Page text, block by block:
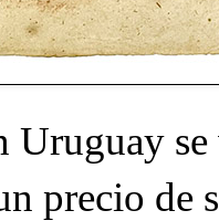
Uruguay
precio de